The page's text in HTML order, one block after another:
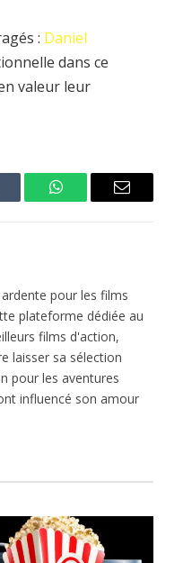
: Daniel
dans ce
valeur leur
WhatsAppEmail
pour les films
plateforme dédiée au
films d'action,
laisser sa sélection
pour les aventures
influencé son amour